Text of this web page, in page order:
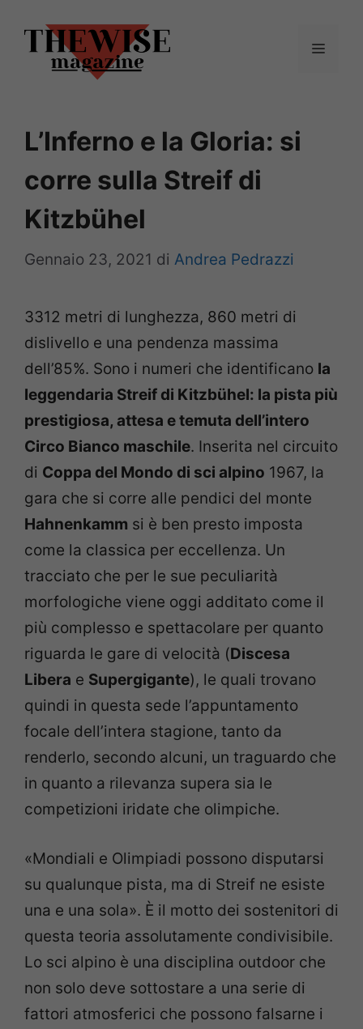
contenuto
Menu
L’Inferno e la Gloria: si
corre sulla Streif di
Kitzbühel
Gennaio 23, 2021 di Andrea Pedrazzi
3312 metri di lunghezza, 860 metri di
dislivello e una pendenza massima
dell’85%. Sono i numeri che identificano la
leggendaria Streif di Kitzbühel: la pista più
prestigiosa, attesa e temuta dell’intero
Circo Bianco maschile. Inserita nel circuito
di Coppa del Mondo di sci alpino 1967, la
gara che si corre alle pendici del monte
Hahnenkamm si è ben presto imposta
come la classica per eccellenza. Un
tracciato che per le sue peculiarità
morfologiche viene oggi additato come il
più complesso e spettacolare per quanto
riguarda le gare di velocità (Discesa
Libera e Supergigante), le quali trovano
quindi in questa sede l’appuntamento
focale dell’intera stagione, tanto da
renderlo, secondo alcuni, un traguardo che
in quanto a rilevanza supera sia le
competizioni iridate che olimpiche.
«Mondiali e Olimpiadi possono disputarsi
su qualunque pista, ma di Streif ne esiste
una e una sola». È il motto dei sostenitori di
questa teoria assolutamente condivisibile.
Lo sci alpino è una disciplina outdoor che
non solo deve sottostare a una serie di
fattori atmosferici che possono falsarne i